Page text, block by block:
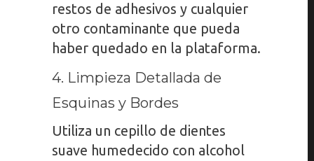
restos de adhesivos y cualquier
otro contaminante que pueda
haber quedado en la plataforma.
4. Limpieza Detallada de
Esquinas y Bordes
Utiliza un cepillo de dientes
suave humedecido con alcohol